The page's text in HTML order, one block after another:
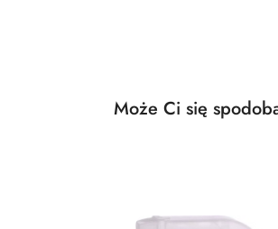
Pomiń karuzelę produktów
Produkty
Może Ci się